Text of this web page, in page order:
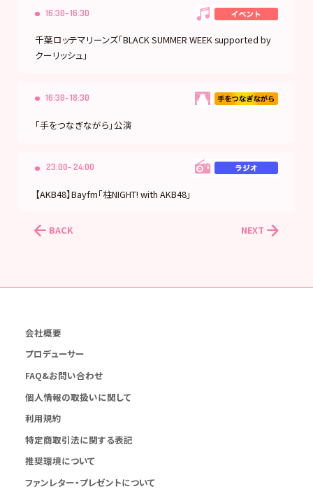
16:30- 16:30
千葉ロッテマリーンズ「BLACK SUMMER WEEK supported by
クーリッシュ」
16:30- 18:30
「手をつなぎながら」公演
23:00- 24:00
【AKB48】Bayfm「柱NIGHT! with AKB48」
BACK NEXT
会社概要
プロデューサー
FAQ&お問い合わせ
個人情報の取扱いに関して
利用規約
特定商取引法に関する表記
推奨環境について
ファンレター・プレゼントについて